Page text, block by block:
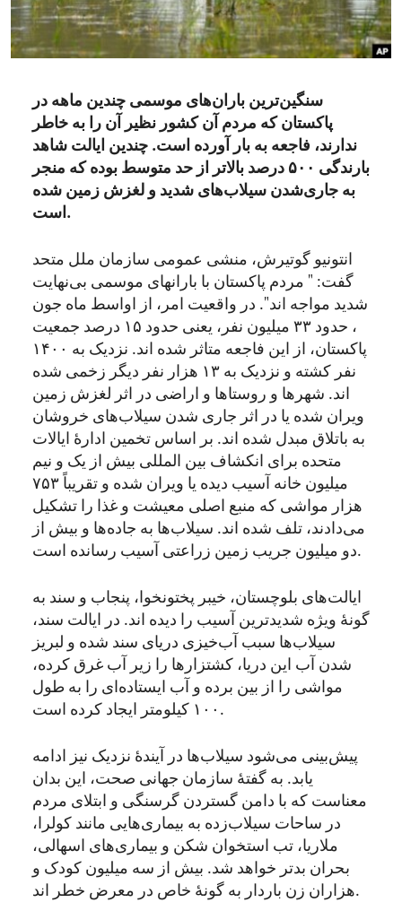
ENVIRONMENT AND HEALTH
IDEALS AND INSTITUTIONS
سنگین‌ترین باران‌های موسمی چندین ماهه در
پاکستان که مردم آن کشور نظیر آن را به خاطر
ندارند، فاجعه به بار آورده است. چندین ایالت شاهد
بارندگی ۵۰۰ درصد بالاتر از حد متوسط بوده که منجر
به جاری‌شدن سیلاب‌های شدید و لغزش زمین شده
است.
انتونیو گوتیرش، منشی عمومی سازمان ملل متحد
گفت: " مردم پاکستان با بارانهای موسمی بی‌نهایت
شدید مواجه اند". در واقعیت امر، از اواسط ماه جون
، حدود ۳۳ میلیون نفر، یعنی حدود ۱۵ درصد جمعیت
پاکستان، از این فاجعه متاثر شده اند. نزدیک به ۱۴۰۰
نفر کشته و نزدیک به ۱۳ هزار نفر دیگر زخمی شده
اند. شهرها و روستاها و اراضی در اثر لغزش زمین
ویران شده یا در اثر جاری شدن سیلابهای خروشان
به باتلاق مبدل شده اند. بر اساس تخمین ادارۀ ایالات
متحده برای انکشاف بین المللی بیش از یک و نیم
میلیون خانه آسیب دیده یا ویران شده و تقریباً ۷۵۳
هزار مواشی که منبع اصلی معیشت و غذا را تشکیل
می‌دادند، تلف شده اند. سیلاب‌ها به جاده‌ها و بیش از
دو میلیون جریب زمین زراعتی آسیب رسانده است.
ایالت‌های بلوچستان، خیبر پختونخوا، پنجاب و سند به
گونۀ ویژه شدیدترین آسیب را دیده اند. در ایالت سند،
سیلاب‌ها سبب آب‌خیزی دریای سند شده و لبریز
شدن آب این دریا، کشتزار‌ها را زیر آب غرق کرده،
مواشی را از بین برده و آب ایستاده‌ای را به طول
۱۰۰ کیلومتر ایجاد کرده است .
پیش‌بینی می‌شود سیلاب‌ها در آیندۀ نزدیک نیز ادامه
یابد. به گفتۀ سازمان جهانی صحت، این بدان
معناست که با دامن گستردن گرسنگی و ابتلای مردم
در ساحات سیلاب‌زده به بیماری‌هایی مانند کولرا،
ملاریا، تب استخوان شکن و بیماری‌های اسهالی،
بحران بدتر خواهد شد. بیش از سه میلیون کودک و
هزاران زن باردار به گونۀ خاص در معرض خطر اند.